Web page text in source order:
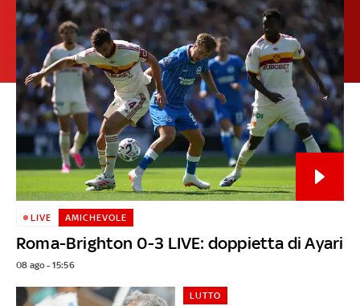
Roma-Brighton 0-3 LIVE: doppietta di Ayari
LIVE AMICHEVOLE
08 ago - 15:56
LUTTO